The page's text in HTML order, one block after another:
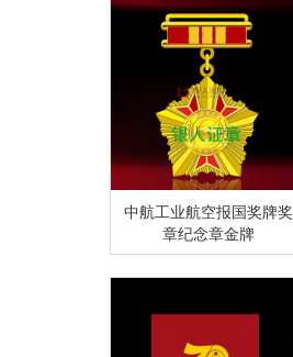
中航工业航空报国奖牌奖
章纪念章金牌